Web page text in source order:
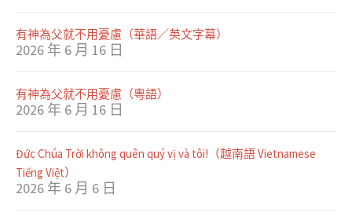
有神為父就不用憂慮（華語／英文字幕）
2026 年 6 月 16 日
有神為父就不用憂慮（粵語）
2026 年 6 月 16 日
Đức Chúa Trời không quên quý vị và tôi!（越南語 Vietnamese
Tiếng Việt）
2026 年 6 月 6 日